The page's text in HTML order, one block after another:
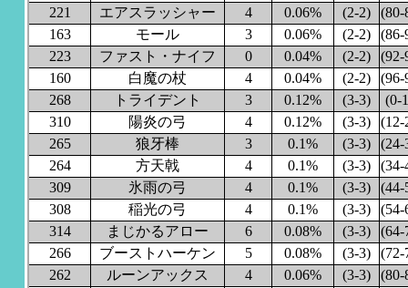
221
エアスラッシャー 4 0.06% (2-2)
(80-
163
モール 3 0.06% (2-2)
(86-
223
ファスト・ナイフ 0 0.04% (2-2)
(92-
160
白魔の杖 4 0.04% (2-2)
(96-
268
トライデント 3 0.12% (3-3)
(0-
310
陽炎の弓 4 0.12% (3-3)
(12-
265
狼牙棒 3 0.1% (3-3)
(24-
264
方天戟 4 0.1% (3-3)
(34-
309
氷雨の弓 4 0.1% (3-3)
(44-
308
稲光の弓 4 0.1% (3-3)
(54-
314
まじかるアロー 6 0.08% (3-3)
(64-
266
ブーストハーケン 5 0.08% (3-3)
(72-
262
ルーンアックス 4 0.06% (3-3)
(80-